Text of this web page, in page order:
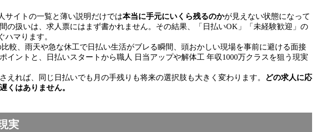
サイトの一覧と薄い説明だけでは本当に手元にいくら残るのかが見えない状態になって
扱いは、求人票にはまず書かれません。その結果、「日払いOK」「未経験歓迎」の
マります。
較、雨天や急な休工で日払い生活がブレる瞬間、頭おかしい現場を事前に避ける面接
ントと、日払いスタートから職人 日当アップや解体工 年収1000万クラスを狙う現実
れば、同じ日払いでも月の手残りも将来の選択肢も大きく変わります。
どの求人に応
くはありません。
実